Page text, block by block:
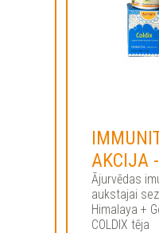
AKCIJA
Ājurvēdas
aukstajai
Himalaya +
COLDIX tēja